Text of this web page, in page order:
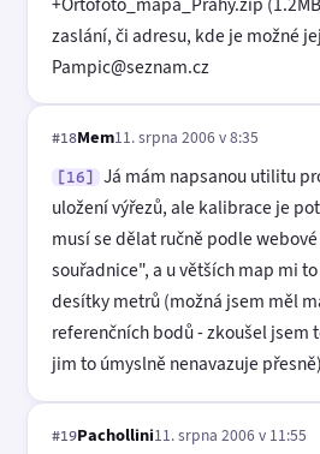
zaslání, či adresu, kde je možné
Pampic@seznam.cz
#18Mem11. srpna 2006 v 8:35
[16]
Já mám napsanou utilitu
uložení výřezů, ale kalibrace je
musí se dělat ručně podle
souřadnice", a u větších map mi
desítky metrů (možná jsem měl
referenčních bodů - zkoušel jsem
jim to úmyslně nenavazuje přesně)
#19Pachollini11. srpna 2006 v 11:55